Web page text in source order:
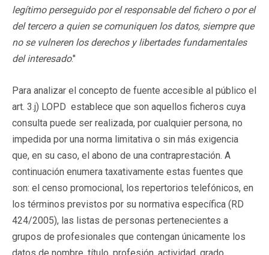
legítimo perseguido por el responsable del fichero o por el
del tercero a quien se comuniquen los datos, siempre que
no se vulneren los derechos y libertades fundamentales
del interesado."
Para analizar el concepto de fuente accesible al público el
art. 3.j) LOPD establece que son aquellos ficheros cuya
consulta puede ser realizada, por cualquier persona, no
impedida por una norma limitativa o sin más exigencia
que, en su caso, el abono de una contraprestación. A
continuación enumera taxativamente estas fuentes que
son: el censo promocional, los repertorios telefónicos, en
los términos previstos por su normativa específica (RD
424/2005), las listas de personas pertenecientes a
grupos de profesionales que contengan únicamente los